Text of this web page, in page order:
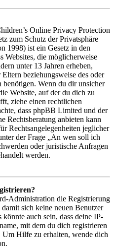
Online Privacy Protection
zum Schutz der Privatsphäre
1998) ist ein Gesetz in den
Websites, die möglicherweise
unter 13 Jahren erheben,
beziehungsweise des oder
benötigen. Wenn du dir unsicher
Website, auf der du dich zu
ziehe einen rechtlichen
dass phpBB Limited und der
Rechtsberatung anbieten kann
Rechtsangelegenheiten jeglicher
der Frage „An wen soll ich
oder juristische Anfragen
werden.
Administration die Registrierung
sich keine neuen Benutzer
auch sein, dass deine IP-
mit dem du dich registrieren
Um Hilfe zu erhalten, wende dich